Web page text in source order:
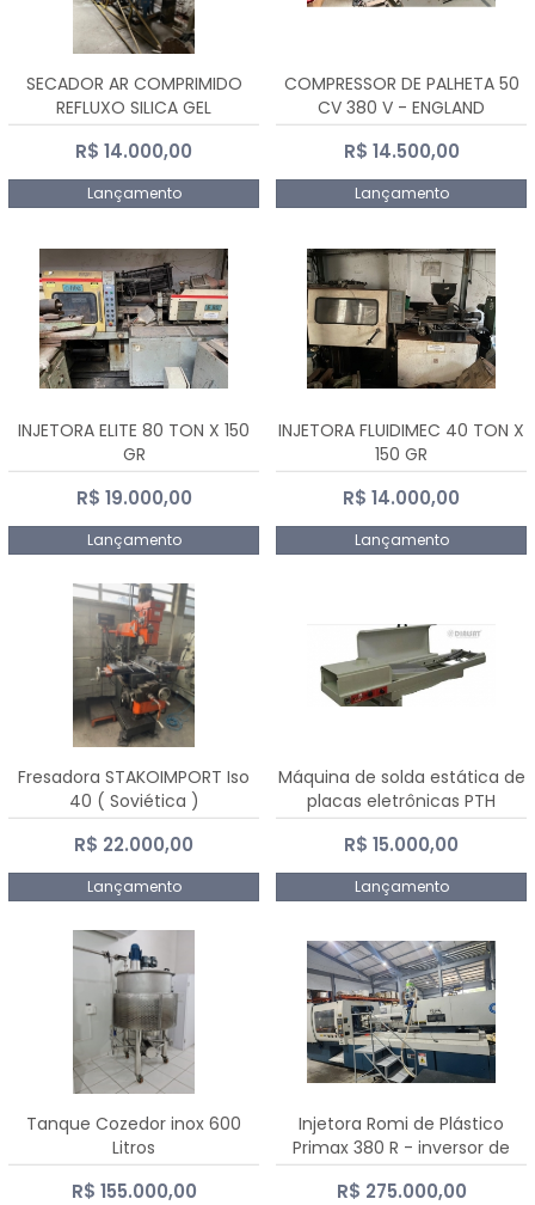
SECADOR AR COMPRIMIDO
REFLUXO SILICA GEL
R$ 14.000,00
Lançamento
COMPRESSOR DE PALHETA 50
CV 380 V - ENGLAND
R$ 14.500,00
Lançamento
INJETORA ELITE 80 TON X 150
GR
R$ 19.000,00
Lançamento
INJETORA FLUIDIMEC 40 TON X
150 GR
R$ 14.000,00
Lançamento
Fresadora STAKOIMPORT Iso
40 ( Soviética )
R$ 22.000,00
Lançamento
Máquina de solda estática de
placas eletrônicas PTH
DIALSAT
R$ 15.000,00
Lançamento
Tanque Cozedor inox 600
Litros
R$ 155.000,00
Injetora Romi de Plástico
Primax 380 R - inversor de
frequência NR 12 - 2008
R$ 275.000,00